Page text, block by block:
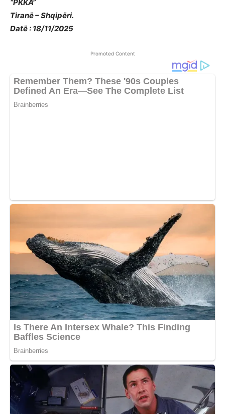
“PKKA”
Tiranë – Shqipëri.
Datë : 18/11/2025
Promoted Content